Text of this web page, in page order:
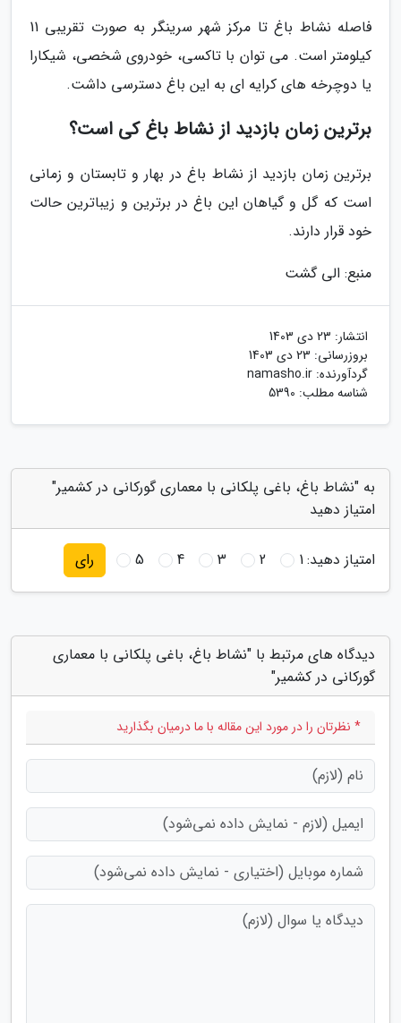
فاصله نشاط باغ تا مرکز شهر سرینگر به صورت تقریبی 11
کیلومتر است. می توان با تاکسی، خودروی شخصی، شیکارا
یا دوچرخه های کرایه ای به این باغ دسترسی داشت.
برترین زمان بازدید از نشاط باغ کی است؟
برترین زمان بازدید از نشاط باغ در بهار و تابستان و زمانی
است که گل و گیاهان این باغ در برترین و زیباترین حالت
خود قرار دارند.
منبع: الی گشت
انتشار: 23 دی 1403
بروزرسانی: 23 دی 1403
گردآورنده: namasho.ir
شناسه مطلب: 5390
به "نشاط باغ، باغی پلکانی با معماری گورکانی در کشمیر"
امتیاز دهید
امتیاز دهید:1
2
3
4
5 رای
دیدگاه های مرتبط با "نشاط باغ، باغی پلکانی با معماری
گورکانی در کشمیر"
* نظرتان را در مورد این مقاله با ما درمیان بگذارید